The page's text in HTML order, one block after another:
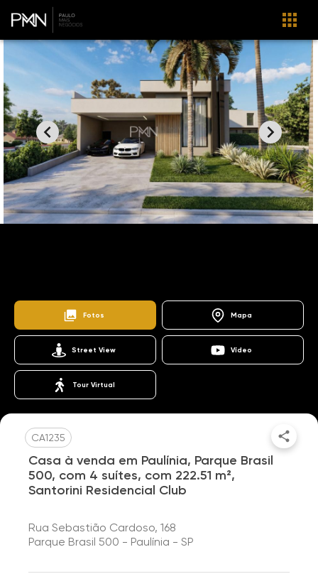
Fotos Mapa
Street View Vídeo
Tour Virtual
CA1235
Casa à venda em Paulínia, Parque Brasil
500, com 4 suítes, com 222.51 m²,
Santorini Residencial Club
Rua Sebastião Cardoso, 168
Parque Brasil 500 - Paulínia - SP